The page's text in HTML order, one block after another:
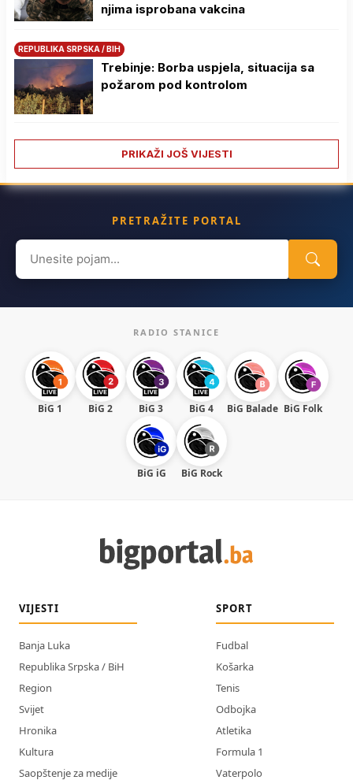
njima isprobana vakcina
REPUBLIKA SRPSKA / BIH
Trebinje: Borba uspjela, situacija sa
požarom pod kontrolom
PRIKAŽI JOŠ VIJESTI
PRETRAŽITE PORTAL
Search
for:
RADIO STANICE
BiG 1 BiG 2 BiG 3 BiG 4 BiG Balade BiG Folk
BiG iG BiG Rock
VIJESTI
Banja Luka
Republika Srpska / BiH
Region
Svijet
Hronika
Kultura
Saopštenje za medije
SPORT
Fudbal
Košarka
Tenis
Odbojka
Atletika
Formula 1
Vaterpolo